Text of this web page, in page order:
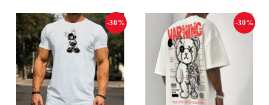
-30% -30%